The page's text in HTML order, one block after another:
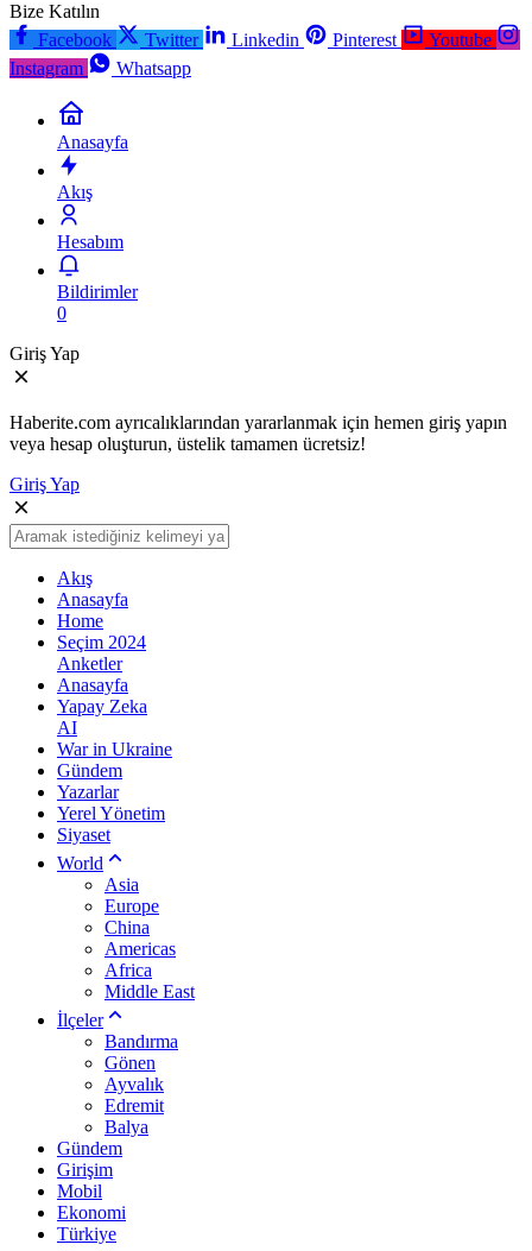
Bize Katılın
Facebook
Twitter Linkedin Pinterest
Youtube
Instagram
Whatsapp
Anasayfa
Akış
Hesabım
Bildirimler
0
Giriş Yap
Haberite.com ayrıcalıklarından yararlanmak için hemen giriş yapın
veya hesap oluşturun, üstelik tamamen ücretsiz!
Giriş Yap
Akış
Anasayfa
Home
Seçim 2024
Anketler
Anasayfa
Yapay Zeka
AI
War in Ukraine
Gündem
Yazarlar
Yerel Yönetim
Siyaset
World
Asia
Europe
China
Americas
Africa
Middle East
İlçeler
Bandırma
Gönen
Ayvalık
Edremit
Balya
Gündem
Girişim
Mobil
Ekonomi
Türkiye